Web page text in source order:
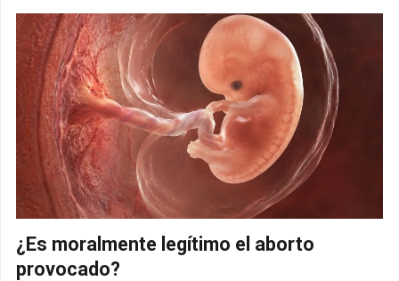
¿Es moralmente legítimo el aborto
provocado?